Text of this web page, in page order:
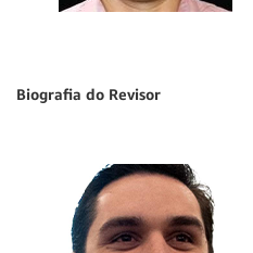
Biografia do Revisor